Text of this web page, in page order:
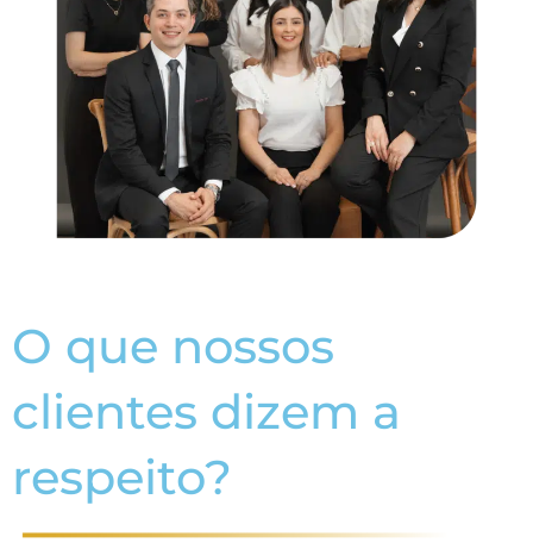
O que nossos
respeito?